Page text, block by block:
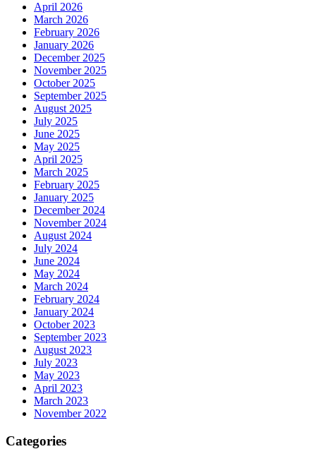
April 2026
March 2026
February 2026
January 2026
December 2025
November 2025
October 2025
September 2025
August 2025
July 2025
June 2025
May 2025
April 2025
March 2025
February 2025
January 2025
December 2024
November 2024
August 2024
July 2024
June 2024
May 2024
March 2024
February 2024
January 2024
October 2023
September 2023
August 2023
July 2023
May 2023
April 2023
March 2023
November 2022
Categories